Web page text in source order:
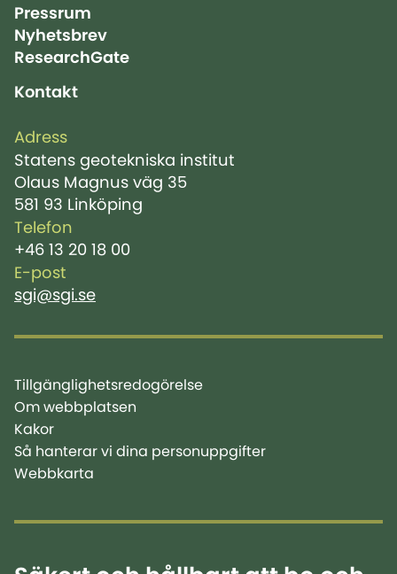
Pressrum
Nyhetsbrev
ResearchGate
Kontakt
Adress
Statens geotekniska institut
Olaus Magnus väg 35
581 93 Linköping
Telefon
+46 13 20 18 00
E-post
sgi@sgi.se
Tillgänglighetsredogörelse
Om webbplatsen
Kakor
Så hanterar vi dina personuppgifter
Webbkarta